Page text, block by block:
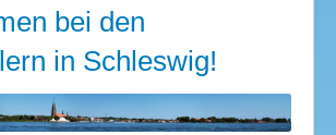
S
bei den
in Schleswig!